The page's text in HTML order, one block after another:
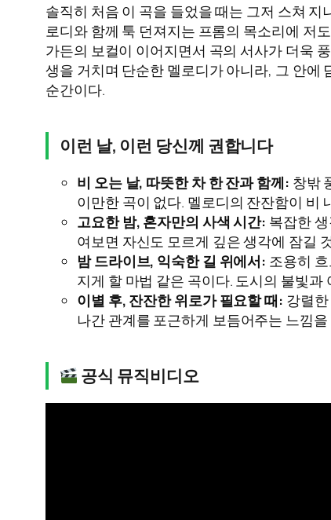
솔직히 처음 이 곡을 들었을 때는 그저 스쳐
로디와 함께 툭 던져지는 프롬의 목소리에 저
가든의 보컬이 이어지면서 곡의 서사가 더욱
생을 거치며 단순한 멜로디가 아니라, 그 안에
순간이다.
이런 날, 이런 당신께 권합니다
비 오는 날, 따뜻한 차 한 잔과 함께: 창밖
이만한 곡이 없다. 멜로디의 잔잔함이 비
고요한 밤, 혼자만의 사색 시간: 복잡한
여보면 자신도 모르게 깊은 생각에 잠길
밤 드라이브, 익숙한 길 위에서: 조용히
지게 할 마법 같은 곡이다. 도시의 불빛
이별 후, 잔잔한 위로가 필요할 때: 강렬
나간 관계를 포근하게 보듬어주는 느낌을
공식 뮤직비디오